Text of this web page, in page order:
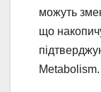
можуть
що
Metabolism.